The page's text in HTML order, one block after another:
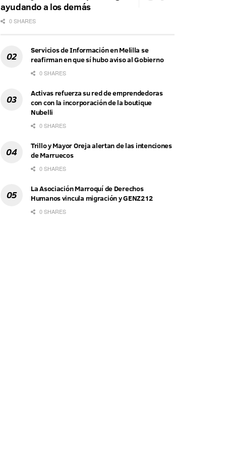
ayudando a los demás
0 SHARES
Servicios de Información en Melilla se
reafirman en que sí hubo aviso al Gobierno
0 SHARES
Activas refuerza su red de emprendedoras
con con la incorporación de la boutique
Nubelli
0 SHARES
Trillo y Mayor Oreja alertan de las intenciones
de Marruecos
0 SHARES
La Asociación Marroquí de Derechos
Humanos vincula migración y GENZ212
0 SHARES